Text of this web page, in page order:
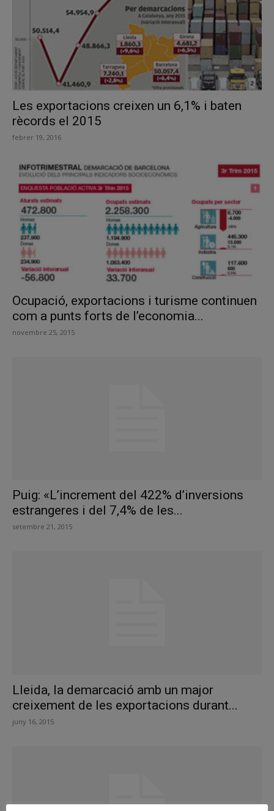
Les exportacions creixen un 6,1% i baten
rècords el 2015
febrer 19, 2016
Ocupació, exportacions i turisme continuen
com a punts forts de l’economia...
novembre 25, 2015
Puig: «L’increment del 422% d’inversions
estrangeres i del 7,4% de les...
setembre 21, 2015
Lleida, la demarcació amb un major
creixement de les exportacions durant...
juny 16, 2015